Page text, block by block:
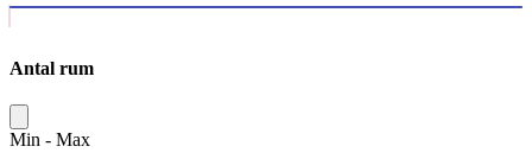
Antal rum
Min - Max